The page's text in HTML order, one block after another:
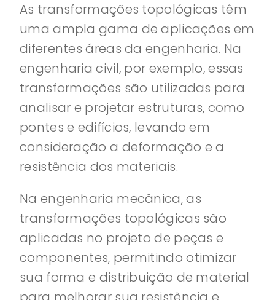
As transformações topológicas têm
uma ampla gama de aplicações em
diferentes áreas da engenharia. Na
engenharia civil, por exemplo, essas
transformações são utilizadas para
analisar e projetar estruturas, como
pontes e edifícios, levando em
consideração a deformação e a
resistência dos materiais.
Na engenharia mecânica, as
transformações topológicas são
aplicadas no projeto de peças e
componentes, permitindo otimizar
sua forma e distribuição de material